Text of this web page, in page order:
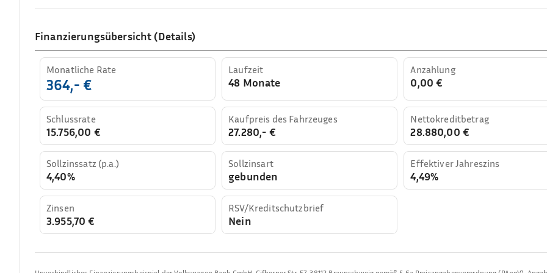
Finanzierungsübersicht (Details)
Monatliche Rate
364,- €
Laufzeit
48 Monate
Anzahlung
0,00 €
Schlussrate
15.756,00 €
Kaufpreis des Fahrzeuges
27.280,- €
Nettokreditbetrag
28.880,00 €
Sollzinssatz (p.a.)
4,40%
Sollzinsart
gebunden
Effektiver Jahreszins
4,49%
Zinsen
3.955,70 €
RSV/Kreditschutzbrief
Nein